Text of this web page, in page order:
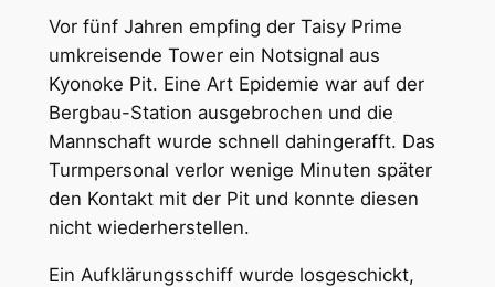
Vor fünf Jahren empfing der Taisy Prime
umkreisende Tower ein Notsignal aus
Kyonoke Pit. Eine Art Epidemie war auf der
Bergbau-Station ausgebrochen und die
Mannschaft wurde schnell dahingerafft. Das
Turmpersonal verlor wenige Minuten später
den Kontakt mit der Pit und konnte diesen
nicht wiederherstellen.
Ein Aufklärungsschiff wurde losgeschickt,